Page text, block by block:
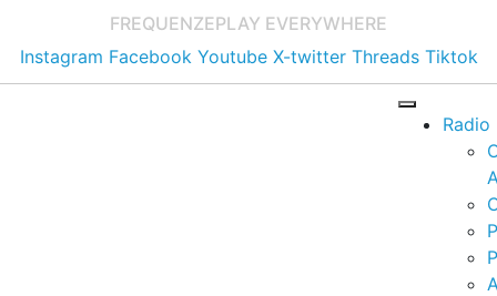
FREQUENZEPLAY EVERYWHERE
Instagram Facebook Youtube X-twitter Threads Tiktok
Radio